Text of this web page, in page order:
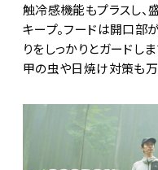
触冷感機能もプラスし、
キープ。フードは開口部
りをしっかりとガードし
甲の虫や日焼け対策も万